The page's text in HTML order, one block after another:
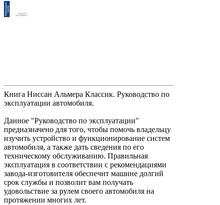
Книга Ниссан Альмера Классик. Руководство по
эксплуатации автомобиля.
Данное "Руководство по эксплуатации"
предназначено для того, чтобы помочь владельцу
изучить устройство и функционирование систем
автомобиля, а также дать сведения по его
техническому обслуживанию. Правильная
эксплуатация в соответствии с рекомендациями
завода-изготовителя обеспечит машине долгий
срок службы и позволит вам получать
удовольствие за рулем своего автомобиля на
протяжении многих лет.